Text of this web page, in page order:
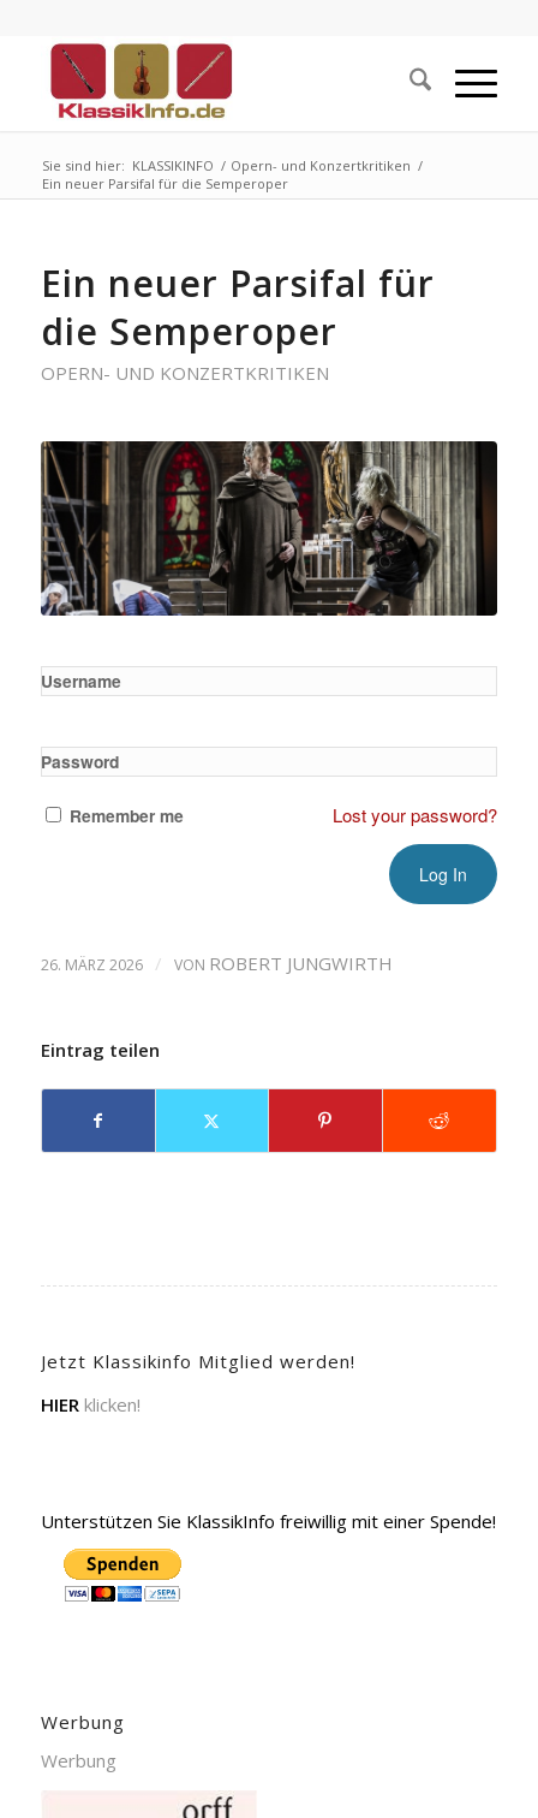
Sie sind hier: KLASSIKINFO / Opern- und Konzertkritiken /
Ein neuer Parsifal für die Semperoper
Ein neuer Parsifal für
die Semperoper
OPERN- UND KONZERTKRITIKEN
Username
Password
Remember me Lost your password?
26. MÄRZ 2026 / VON ROBERT JUNGWIRTH
Eintrag teilen
Jetzt Klassikinfo Mitglied werden!
HIERklicken!
Unterstützen Sie KlassikInfo freiwillig mit einer Spende!
Werbung
Werbung